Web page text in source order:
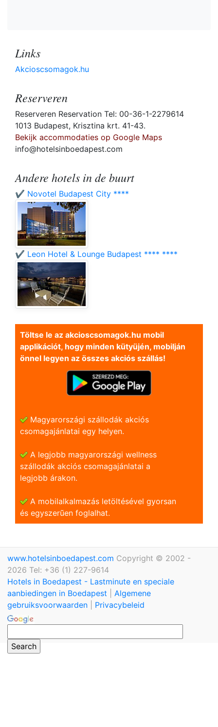
Links
Akcioscsomagok.hu
Reserveren
Reserveren Reservation Tel: 00-36-1-2279614
1013 Budapest, Krisztina krt. 41-43.
Bekijk accommodaties op Google Maps
info@hotelsinboedapest.com
Andere hotels in de buurt
✔️ Novotel Budapest City ****
✔️ Leon Hotel & Lounge Budapest **** ****
Töltse le az akcioscsomagok.hu mobil
applikációt, hogy minden kütyüjén, mobilján
önnel legyen az összes akciós szállás!
Magyarországi szállodák akciós
csomagajánlatai egy helyen.
A legjobb magyarországi wellness
szállodák akciós csomagajánlatai a
legjobb árakon.
A mobilalkalmazás letöltésével gyorsan
és egyszerũen foglalhat.
www.hotelsinboedapest.com Copyright © 2002 -
2026 Tel: +36 (1) 227-9614
Hotels in Boedapest - Lastminute en speciale
aanbiedingen in Boedapest
Algemene
gebruiksvoorwaarden
Privacybeleid